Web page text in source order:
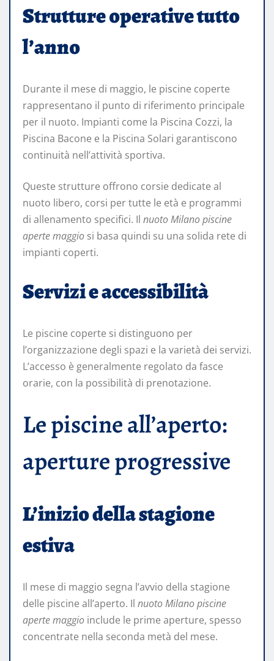
Strutture operative tutto
l’anno
Durante il mese di maggio, le piscine coperte
rappresentano il punto di riferimento principale
per il nuoto. Impianti come la Piscina Cozzi, la
Piscina Bacone e la Piscina Solari garantiscono
continuità nell’attività sportiva.
Queste strutture offrono corsie dedicate al
nuoto libero, corsi per tutte le età e programmi
di allenamento specifici. Il nuoto Milano piscine
aperte maggio si basa quindi su una solida rete di
impianti coperti.
Servizi e accessibilità
Le piscine coperte si distinguono per
l’organizzazione degli spazi e la varietà dei servizi.
L’accesso è generalmente regolato da fasce
orarie, con la possibilità di prenotazione.
Le piscine all’aperto:
aperture progressive
L’inizio della stagione
estiva
Il mese di maggio segna l’avvio della stagione
delle piscine all’aperto. Il nuoto Milano piscine
aperte maggio include le prime aperture, spesso
concentrate nella seconda metà del mese.